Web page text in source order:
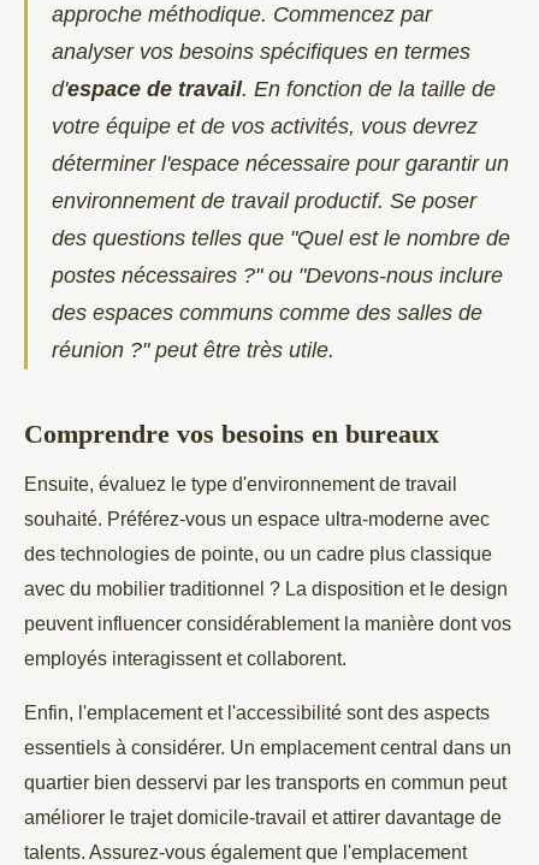
approche méthodique. Commencez par
analyser vos besoins spécifiques en termes
d'espace de travail. En fonction de la taille de
votre équipe et de vos activités, vous devrez
déterminer l'espace nécessaire pour garantir un
environnement de travail productif. Se poser
des questions telles que "Quel est le nombre de
postes nécessaires ?" ou "Devons-nous inclure
des espaces communs comme des salles de
réunion ?" peut être très utile.
Comprendre vos besoins en bureaux
Ensuite, évaluez le type d'environnement de travail
souhaité. Préférez-vous un espace ultra-moderne avec
des technologies de pointe, ou un cadre plus classique
avec du mobilier traditionnel ? La disposition et le design
peuvent influencer considérablement la manière dont vos
employés interagissent et collaborent.
Enfin, l'emplacement et l'accessibilité sont des aspects
essentiels à considérer. Un emplacement central dans un
quartier bien desservi par les transports en commun peut
améliorer le trajet domicile-travail et attirer davantage de
talents. Assurez-vous également que l'emplacement